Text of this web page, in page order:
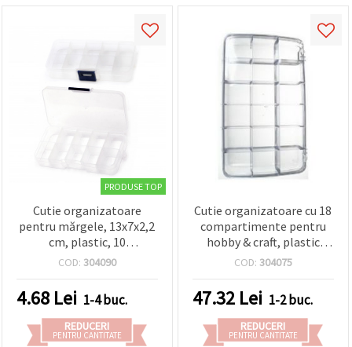
PRODUSE TOP
Cutie organizatoare
pentru mărgele, 13x7x2,2
cm, plastic, 10
compartimente
COD: 304090
4.68 Lei 1-4 buc.
REDUCERI
PENTRU CANTITATE
Cutie organizatoare cu 18
compartimente pentru
hobby & craft, plastic
transparent, capac cu
COD: 304075
47.32 Lei 1-2 buc.
REDUCERI
PENTRU CANTITATE